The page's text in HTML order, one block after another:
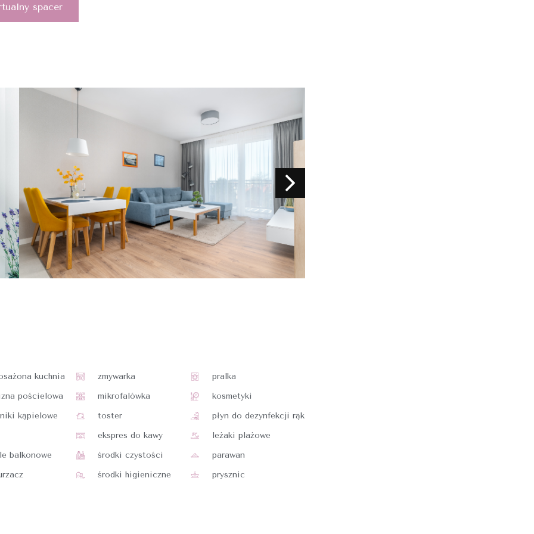
spacer
kuchnia
pościelowa
kąpielowe
balkonowe
zmywarka
mikrofalówka
toster
ekspres do kawy
środki czystości
środki higieniczne
pralka
kosmetyki
płyn do dezynfekcji rąk
leżaki plażowe
parawan
prysznic